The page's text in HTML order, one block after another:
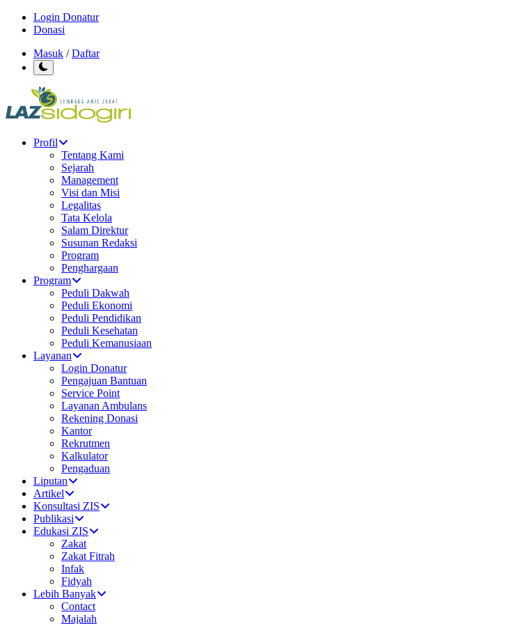
Login Donatur
Donasi
Masuk /Daftar
Profil
Tentang Kami
Sejarah
Management
Visi dan Misi
Legalitas
Tata Kelola
Salam Direktur
Susunan Redaksi
Program
Penghargaan
Program
Peduli Dakwah
Peduli Ekonomi
Peduli Pendidikan
Peduli Kesehatan
Peduli Kemanusiaan
Layanan
Login Donatur
Pengajuan Bantuan
Service Point
Layanan Ambulans
Rekening Donasi
Kantor
Rekrutmen
Kalkulator
Pengaduan
Liputan
Artikel
Konsultasi ZIS
Publikasi
Edukasi ZIS
Zakat
Zakat Fitrah
Infak
Fidyah
Lebih Banyak
Contact
Majalah